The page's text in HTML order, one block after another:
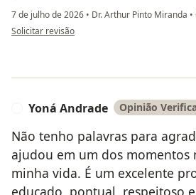
7 de julho de 2026 • Dr. Arthur Pinto Miranda •
na opinião do utilizador Caio
Solicitar revisão
Yoná Andrade Opinião
Não tenho palavras para
ajudou em um dos momentos
minha vida. É um excelente
educado, pontual, respeitoso